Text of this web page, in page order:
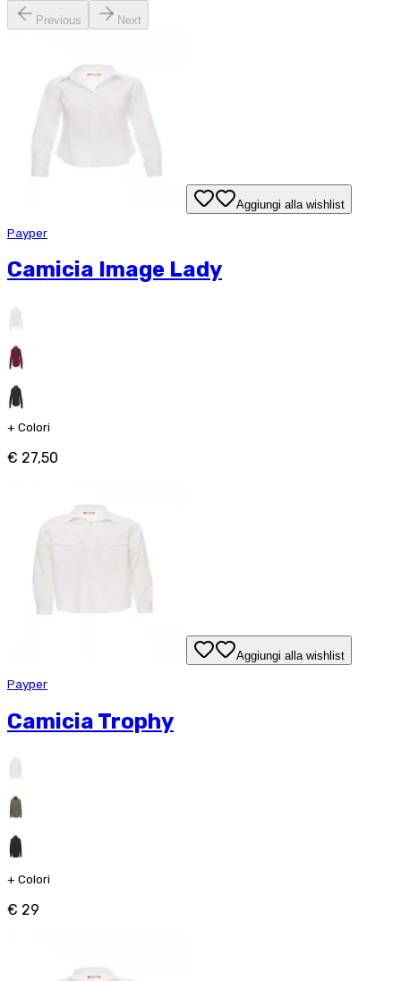
Previous Next
Aggiungi alla wishlist
Payper
Camicia Image Lady
+ Colori
€ 27,50
Aggiungi alla wishlist
Payper
Camicia Trophy
+ Colori
€ 29